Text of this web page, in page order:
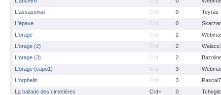
L'assassinat
Crd 0
Teyras
L'épave
Crd 0
L'orage
Crd 2
L'orage (2)
Crd 2
L'orage (3)
Crd 2
L'orage (capo1)
Crd 3
L'orphelin
Crd 3
La ballade des cimetières
Crd+ 0